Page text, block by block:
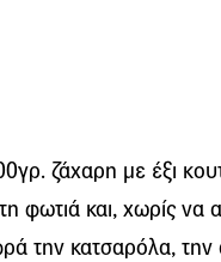
ζάχαρη με έξι
φωτιά και, χωρίς να
την κατσαρόλα, την